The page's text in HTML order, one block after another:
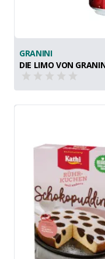
GRANINI
DIE LIMO VON